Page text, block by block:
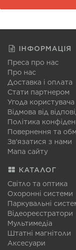
ІНФОРМАЦІЯ
Преса про нас
Про нас
Доставка і оплата
Стати партнером
Угода користувача
Відмова від
Політика
Повернення та
Зв'язатися з нами
Мапа сайту
КАТАЛОГ
Світло та оптика
Охоронні системи
Паркувальні
Відеореєстратори
Мультимедіа
Штатні магнітоли
Аксесуари